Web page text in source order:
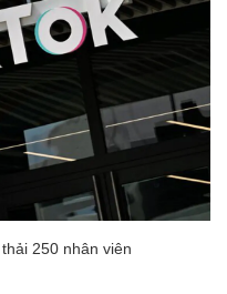
250 nhân viên